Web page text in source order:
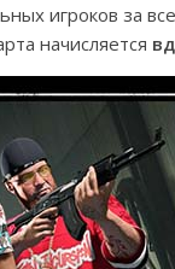
игроков за
начисляется